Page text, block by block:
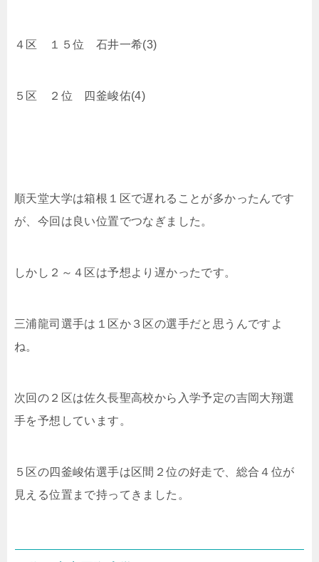
４区 １５位 石井一希(3)
５区 ２位 四釜峻佑(4)
順天堂大学は箱根１区で遅れることが多かったんです
が、今回は良い位置でつなぎました。
しかし２～４区は予想より遅かったです。
三浦龍司選手は１区か３区の選手だと思うんですよ
ね。
次回の２区は佐久長聖高校から入学予定の吉岡大翔選
手を予想しています。
５区の四釜峻佑選手は区間２位の好走で、総合４位が
見える位置まで持ってきました。